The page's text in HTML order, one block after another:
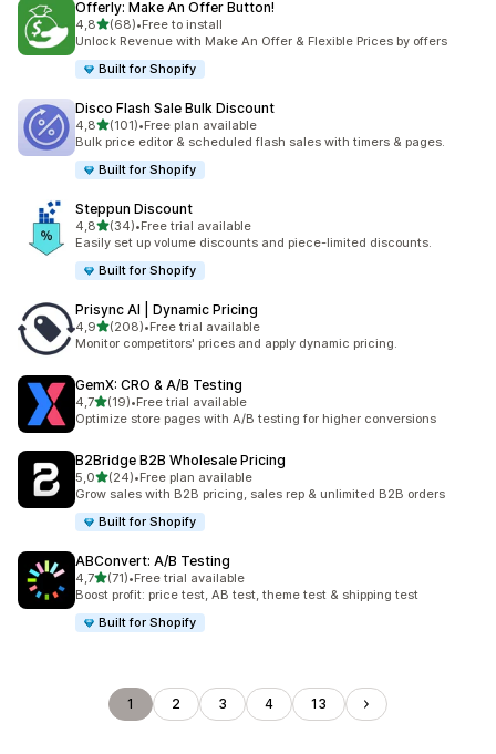
Offerly: Make An Offer Button!
4,8z 5 hvězd
(68)
Celkový počet recenzí: 68
•Free to install
Unlock Revenue with Make An Offer & Flexible Prices by offers
Built for Shopify
Disco Flash Sale Bulk Discount
4,8z 5 hvězd
(101)
Celkový počet recenzí: 101
•Free plan available
Bulk price editor & scheduled flash sales with timers & pages.
Built for Shopify
Steppun Discount
4,8z 5 hvězd
(34)
Celkový počet recenzí: 34
•Free trial available
Easily set up volume discounts and piece-limited discounts.
Built for Shopify
Prisync AI | Dynamic Pricing
4,9z 5 hvězd
(208)
Celkový počet recenzí: 208
•Free trial available
Monitor competitors' prices and apply dynamic pricing.
GemX: CRO & A/B Testing
4,7z 5 hvězd
(19)
Celkový počet recenzí: 19
•Free trial available
Optimize store pages with A/B testing for higher conversions
B2Bridge B2B Wholesale Pricing
5,0z 5 hvězd
(24)
Celkový počet recenzí: 24
•Free plan available
Grow sales with B2B pricing, sales rep & unlimited B2B orders
Built for Shopify
ABConvert: A/B Testing
4,7z 5 hvězd
(71)
Celkový počet recenzí: 71
•Free trial available
Boost profit: price test, AB test, theme test & shipping test
Built for Shopify
1 2 3 4 13